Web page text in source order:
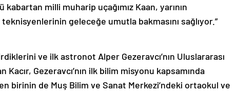
milli muharip uçağımız Kaan, yarının
geleceğe umutla bakmasını sağlıyor.”
ve ilk astronot Alper Gezeravcı’nın Uluslararası
Gezeravcı’nın ilk bilim misyonu kapsamında
birinin de Muş Bilim ve Sanat Merkezi’ndeki ortaokul ve